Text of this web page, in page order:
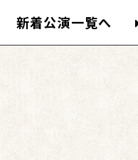
新着公演一覧へ